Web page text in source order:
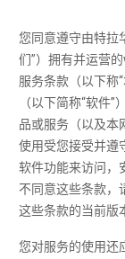
您同意遵守由特拉
们”）拥有并运营
服务条款（以下称
（以下简称“软件
品或服务（以及本
使用受您接受并遵
软件功能来访问，
不同意这些条款，
这些条款的当前版
您对服务的使用还